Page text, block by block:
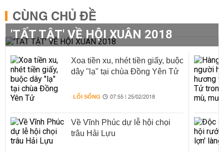
CÙNG CHỦ ĐỀ
'TẤT TẬT' VỀ HỘI XUÂN 2018
Xoa tiền xu, nhét tiền giấy, buộc
dây "lạ" tại chùa Đồng Yên Tử
LỐI SỐNG 07:55 | 25/02/2018
Về Vĩnh Phúc dự lễ hội chọi
trâu Hải Lựu